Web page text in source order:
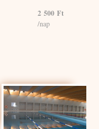
2 500 Ft
/nap